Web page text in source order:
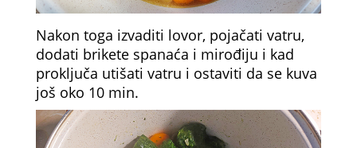
Nakon toga izvaditi lovor, pojačati vatru,
dodati brikete spanaća i mirođiju i kad
proključa utišati vatru i ostaviti da se kuva
još oko 10 min.